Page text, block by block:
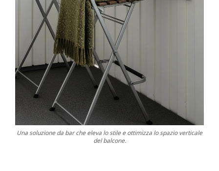
Una soluzione da bar che eleva lo stile e ottimizza lo spazio verticale
del balcone.